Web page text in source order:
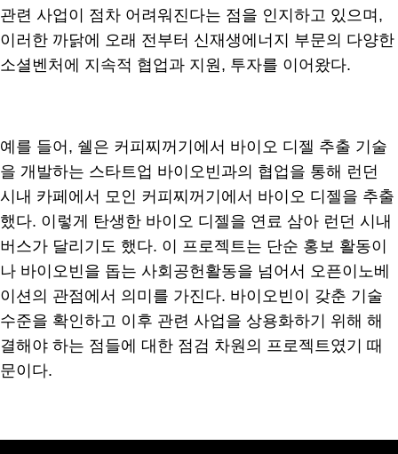
관련 사업이 점차 어려워진다는 점을 인지하고 있으며,
이러한 까닭에 오래 전부터 신재생에너지 부문의 다양한
소셜벤처에 지속적 협업과 지원, 투자를 이어왔다.
예를 들어, 쉘은 커피찌꺼기에서 바이오 디젤 추출 기술
을 개발하는 스타트업 바이오빈과의 협업을 통해 런던
시내 카페에서 모인 커피찌꺼기에서 바이오 디젤을 추출
했다. 이렇게 탄생한 바이오 디젤을 연료 삼아 런던 시내
버스가 달리기도 했다. 이 프로젝트는 단순 홍보 활동이
나 바이오빈을 돕는 사회공헌활동을 넘어서 오픈이노베
이션의 관점에서 의미를 가진다. 바이오빈이 갖춘 기술
수준을 확인하고 이후 관련 사업을 상용화하기 위해 해
결해야 하는 점들에 대한 점검 차원의 프로젝트였기 때
문이다.